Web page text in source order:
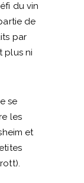
du vin
de
par
plus ni
se
les
et